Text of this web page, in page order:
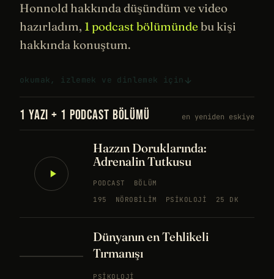
Honnold hakkında düşündüm ve video
hazırladım, 1 podcast bölümünde bu kişi
hakkında konuştum.
okumak, izlemek ve dinlemek için
1 YAZI + 1 PODCAST BÖLÜMÜ en yeniden eskiye
Hazzın Doruklarında:
Adrenalin Tutkusu
PODCAST
BÖLÜM
195
NÖROBILIM PSIKOLOJI 25 DK
Dünyanın en Tehlikeli
Tırmanışı
PSIKOLOJI